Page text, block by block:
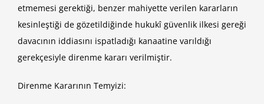
etmemesi gerektiği, benzer mahiyette verilen kararların
kesinleştiği de gözetildiğinde hukukî güvenlik ilkesi gereği
davacının iddiasını ispatladığı kanaatine varıldığı
gerekçesiyle direnme kararı verilmiştir.
Direnme Kararının Temyizi: